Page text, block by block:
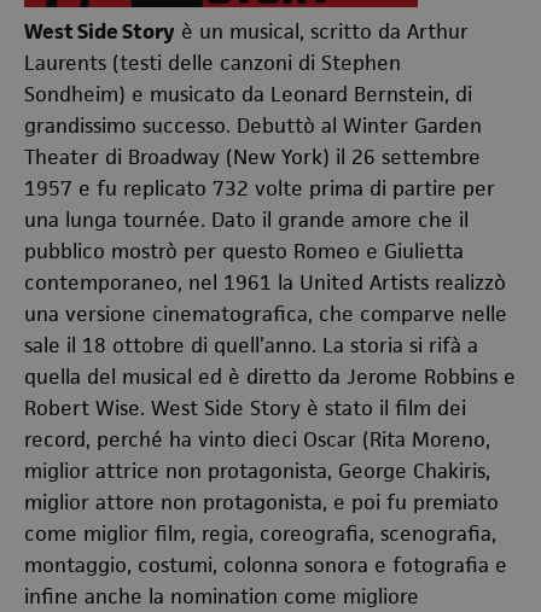
West Side Story è un musical, scritto da Arthur
Laurents (testi delle canzoni di Stephen
Sondheim) e musicato da Leonard Bernstein, di
grandissimo successo. Debuttò al Winter Garden
Theater di Broadway (New York) il 26 settembre
1957 e fu replicato 732 volte prima di partire per
una lunga tournée. Dato il grande amore che il
pubblico mostrò per questo Romeo e Giulietta
contemporaneo, nel 1961 la United Artists realizzò
una versione cinematografica, che comparve nelle
sale il 18 ottobre di quell’anno. La storia si rifà a
quella del musical ed è diretto da Jerome Robbins e
Robert Wise. West Side Story è stato il film dei
record, perché ha vinto dieci Oscar (Rita Moreno,
miglior attrice non protagonista, George Chakiris,
miglior attore non protagonista, e poi fu premiato
come miglior film, regia, coreografia, scenografia,
montaggio, costumi, colonna sonora e fotografia e
infine anche la nomination come migliore